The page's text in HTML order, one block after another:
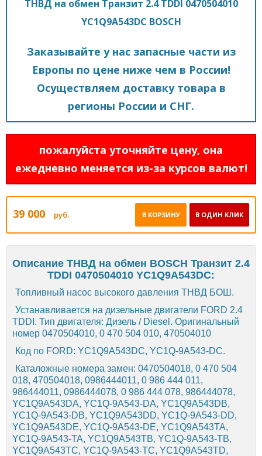
ТНВД на обмен Транзит 2.4 TDDI 0470504010
YC1Q9A543DC BOSCH
Заказывайте у нас запасные части из
Европы по цене ниже чем в России!
Осуществляем доставку товара в
регионы России и СНГ.
пожалуйста уточняйте цену, она
ежедневно меняется из-за курсов валют!
39 000 руб. В ОДИН КЛИК
В КОРЗИНУ
Описание ТНВД на обмен BOSCH Транзит 2.4
TDDI 0470504010 YC1Q9A543DC:
Топливный насос высокого давления ТНВД БОШ.
Устанавливается на дизельные двигатели FORD 2.4
TDDI. Тип двигателя: Дизель / Diesel. Оригинальный
номер 0470504010, 0 470 504 010, 470504010
Код по FORD: YC1Q9A543DC, YC1Q-9A543-DC.
Каталожные номера замен: 0470504018, 0 470 504
018, 470504018, 0986444011, 0 986 444 011,
986444011, 0986444078, 0 986 444 078, 986444078,
YC1Q9A543DA, YC1Q-9A543-DA, YC1Q9A543DB,
YC1Q-9A543-DB, YC1Q9A543DD, YC1Q-9A543-DD,
YC1Q9A543DE, YC1Q-9A543-DE, YC1Q9A543TA,
YC1Q-9A543-TA, YC1Q9A543TB, YC1Q-9A543-TB,
YC1Q9A543TC, YC1Q-9A543-TC, YC1Q9A543TD,